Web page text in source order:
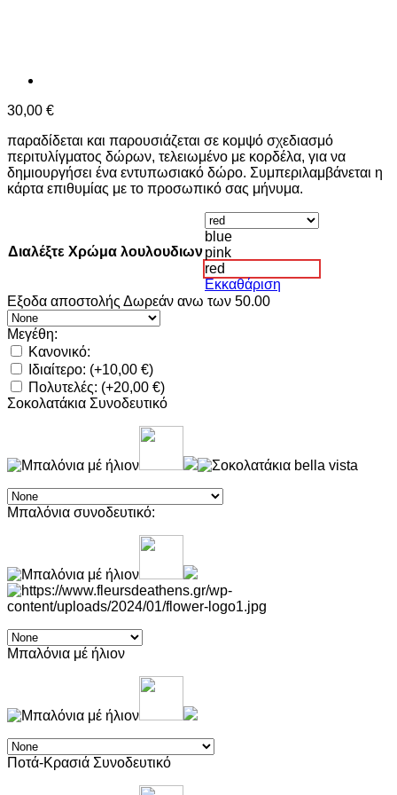
30,00 €
παραδίδεται και παρουσιάζεται σε κομψό σχεδιασμό
περιτυλίγματος δώρων, τελειωμένο με κορδέλα, για να
δημιουργήσει ένα εντυπωσιακό δώρο. Συμπεριλαμβάνεται η
κάρτα επιθυμίας με το προσωπικό σας μήνυμα.
Διαλέξτε Χρώμα λουλουδιων
blue
pink
red
Εκκαθάριση
Εξοδα αποστολής Δωρεάν ανω των 50.00
Μεγέθη:
Κανονικό:
Ιδιαίτερο: (+10,00 €)
Πολυτελές: (+20,00 €)
Σοκολατάκια Συνοδευτικό
Μπαλόνια συνοδευτικό:
Μπαλόνια μέ ήλιον
Ποτά-Κρασιά Συνοδευτικό